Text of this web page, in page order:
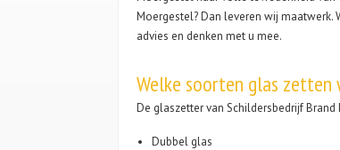
Moergestel? Dan leveren wij maatwerk.
advies en denken met u mee.
Welke soorten glas zetten
De glaszetter van Schildersbedrijf
Dubbel glas